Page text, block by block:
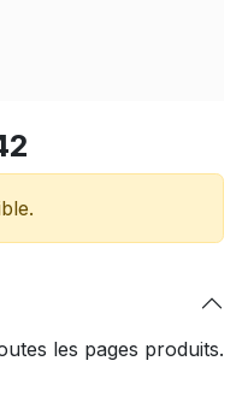
les pages produits.